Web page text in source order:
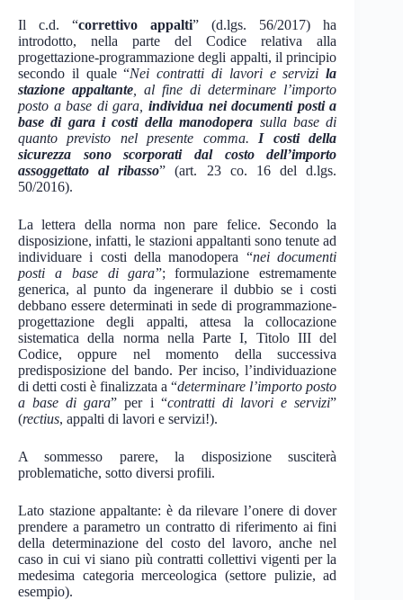
Il c.d. “correttivo appalti” (d.lgs. 56/2017) ha
introdotto, nella parte del Codice relativa alla
progettazione-programmazione degli appalti, il principio
secondo il quale “Nei contratti di lavori e servizila
stazione appaltante , al fine di determinare l’importo
posto a base di gara, individua nei documenti posti a
base di gara i costi della manodopera sulla base di
quanto previsto nel presente comma. I costi della
sicurezza sono scorporati dal costo dell’importo
assoggettato al ribasso” (art. 23 co. 16 del d.lgs.
50/2016).
La lettera della norma non pare felice. Secondo la
disposizione, infatti, le stazioni appaltanti sono tenute ad
individuare i costi della manodopera “nei documenti
posti a base di gara”; formulazione estremamente
generica, al punto da ingenerare il dubbio se i costi
debbano essere determinati in sede di programmazione-
progettazione degli appalti, attesa la collocazione
sistematica della norma nella Parte I, Titolo III del
Codice, oppure nel momento della successiva
predisposizione del bando. Per inciso, l’individuazione
di detti costi è finalizzata a “determinare l’importo posto
a base di gara” per i “contratti di lavori e servizi”
(rectius, appalti di lavori e servizi!).
A sommesso parere, la disposizione susciterà
problematiche, sotto diversi profili.
Lato stazione appaltante: è da rilevare l’onere di dover
prendere a parametro un contratto di riferimento ai fini
della determinazione del costo del lavoro, anche nel
caso in cui vi siano più contratti collettivi vigenti per la
medesima categoria merceologica (settore pulizie, ad
esempio).